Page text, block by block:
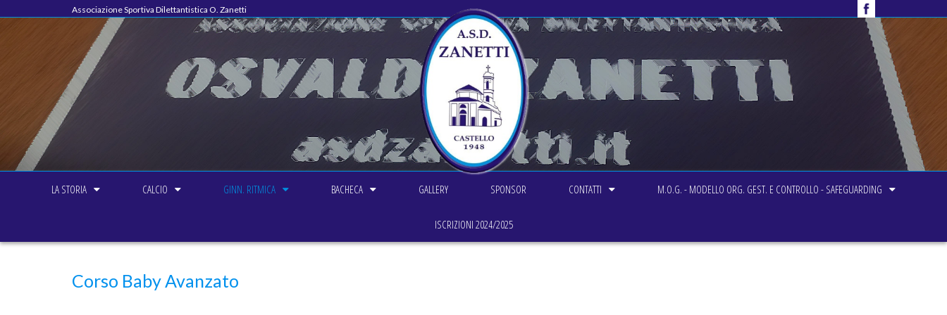
Associazione Sportiva Dilettantistica O. Zanetti
LA STORIA CALCIO GINN. RITMICA BACHECA GALLERY SPONSOR CONTATTI M.O.G. - MODELLO ORG. GEST. E CONTROLLO - SAFEGUARDING
ISCRIZIONI 2024/2025
Corso Baby Avanzato